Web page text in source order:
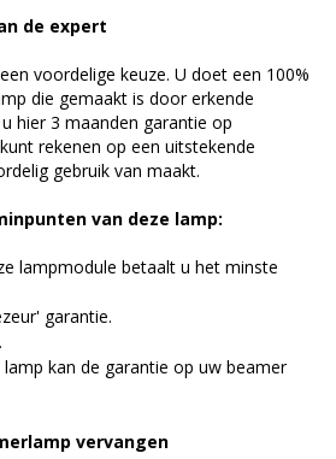
de expert
voordelige keuze. U doet een 100%
die gemaakt is door erkende
hier 3 maanden garantie op
rekenen op een uitstekende
gebruik van maakt.
van deze lamp:
lampmodule betaalt u het minste
garantie.
kan de garantie op uw beamer
vervangen